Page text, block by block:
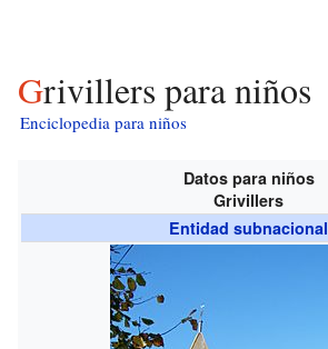
Grivillers para niños
Enciclopedia para niños
Datos para niños
Grivillers
Entidad subnacional